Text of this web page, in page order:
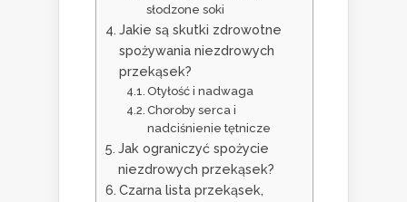
słodzone soki
Jakie są skutki zdrowotne
spożywania niezdrowych
przekąsek?
Otyłość i nadwaga
Choroby serca i
nadciśnienie tętnicze
Jak ograniczyć spożycie
niezdrowych przekąsek?
Czarna lista przekąsek,